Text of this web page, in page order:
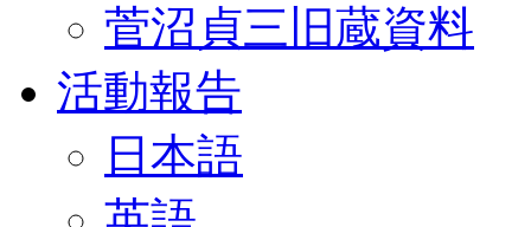
菅沼貞三旧蔵資料
活動報告
日本語